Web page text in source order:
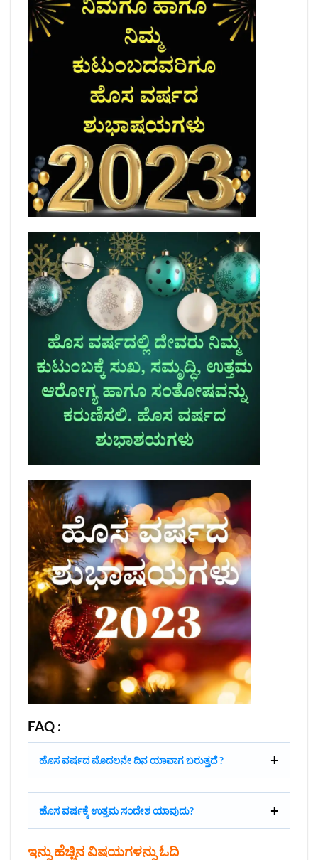
FAQ :
ಹೊಸ ವರ್ಷದ ಮೊದಲನೇ ದಿನ ಯಾವಾಗ ಬರುತ್ತದೆ ?
ಹೊಸ ವರ್ಷಕ್ಕೆ ಉತ್ತಮ ಸಂದೇಶ ಯಾವುದು?
ಇನ್ನು ಹೆಚ್ಚಿನ ವಿಷಯಗಳನ್ನು ಓದಿ